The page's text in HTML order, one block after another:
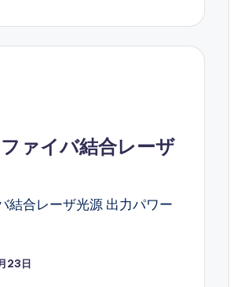
ァイバ結合レーザ
合レーザ光源 出力パワー
23日